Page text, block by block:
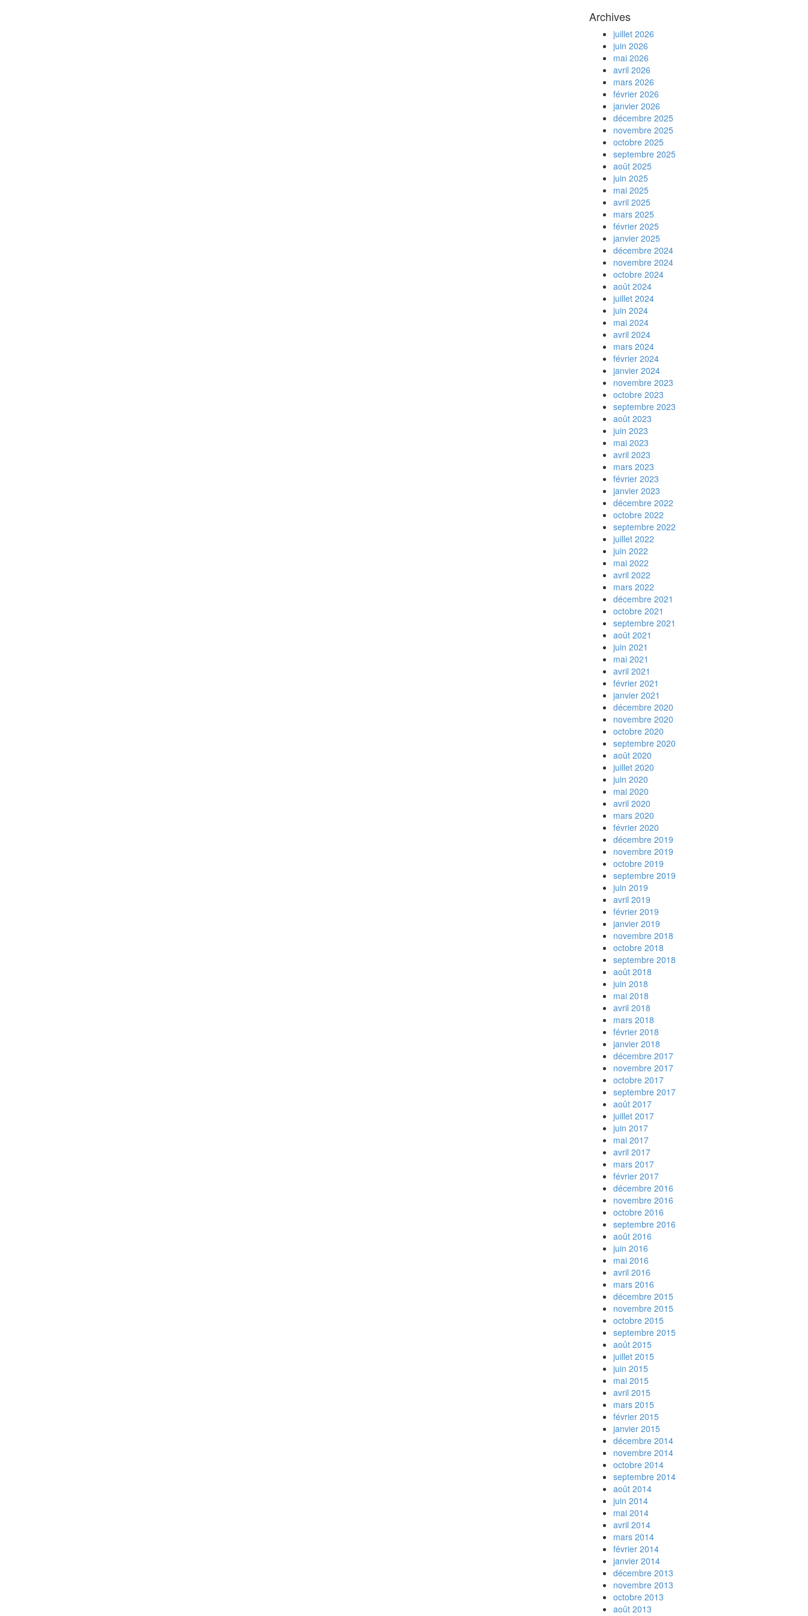
Archives
juillet 2026
juin 2026
mai 2026
avril 2026
mars 2026
février 2026
janvier 2026
décembre 2025
novembre 2025
octobre 2025
septembre 2025
août 2025
juin 2025
mai 2025
avril 2025
mars 2025
février 2025
janvier 2025
décembre 2024
novembre 2024
octobre 2024
août 2024
juillet 2024
juin 2024
mai 2024
avril 2024
mars 2024
février 2024
janvier 2024
novembre 2023
octobre 2023
septembre 2023
août 2023
juin 2023
mai 2023
avril 2023
mars 2023
février 2023
janvier 2023
décembre 2022
octobre 2022
septembre 2022
juillet 2022
juin 2022
mai 2022
avril 2022
mars 2022
décembre 2021
octobre 2021
septembre 2021
août 2021
juin 2021
mai 2021
avril 2021
février 2021
janvier 2021
décembre 2020
novembre 2020
octobre 2020
septembre 2020
août 2020
juillet 2020
juin 2020
mai 2020
avril 2020
mars 2020
février 2020
décembre 2019
novembre 2019
octobre 2019
septembre 2019
juin 2019
avril 2019
février 2019
janvier 2019
novembre 2018
octobre 2018
septembre 2018
août 2018
juin 2018
mai 2018
avril 2018
mars 2018
février 2018
janvier 2018
décembre 2017
novembre 2017
octobre 2017
septembre 2017
août 2017
juillet 2017
juin 2017
mai 2017
avril 2017
mars 2017
février 2017
décembre 2016
novembre 2016
octobre 2016
septembre 2016
août 2016
juin 2016
mai 2016
avril 2016
mars 2016
décembre 2015
novembre 2015
octobre 2015
septembre 2015
août 2015
juillet 2015
juin 2015
mai 2015
avril 2015
mars 2015
février 2015
janvier 2015
décembre 2014
novembre 2014
octobre 2014
septembre 2014
août 2014
juin 2014
mai 2014
avril 2014
mars 2014
février 2014
janvier 2014
décembre 2013
novembre 2013
octobre 2013
août 2013